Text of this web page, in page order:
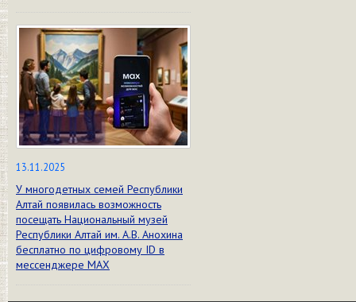
13.11.2025
У многодетных семей Республики
Алтай появилась возможность
посещать Национальный музей
Республики Алтай им. А.В. Анохина
бесплатно по цифровому ID в
мессенджере МАХ